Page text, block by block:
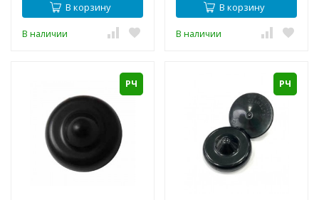
В корзину
В наличии
В корзину
В наличии
РЧ РЧ